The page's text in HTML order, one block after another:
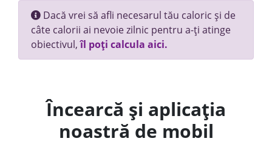
Dacă vrei să afli necesarul tău caloric și de
câte calorii ai nevoie zilnic pentru a-ți atinge
obiectivul,îl poți calcula aici.
Încearcă și aplicația
noastră de mobil